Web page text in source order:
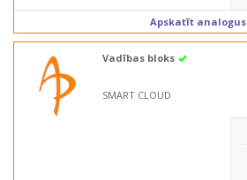
Apskatīt analogus
Vadības bloks
SMART CLOUD